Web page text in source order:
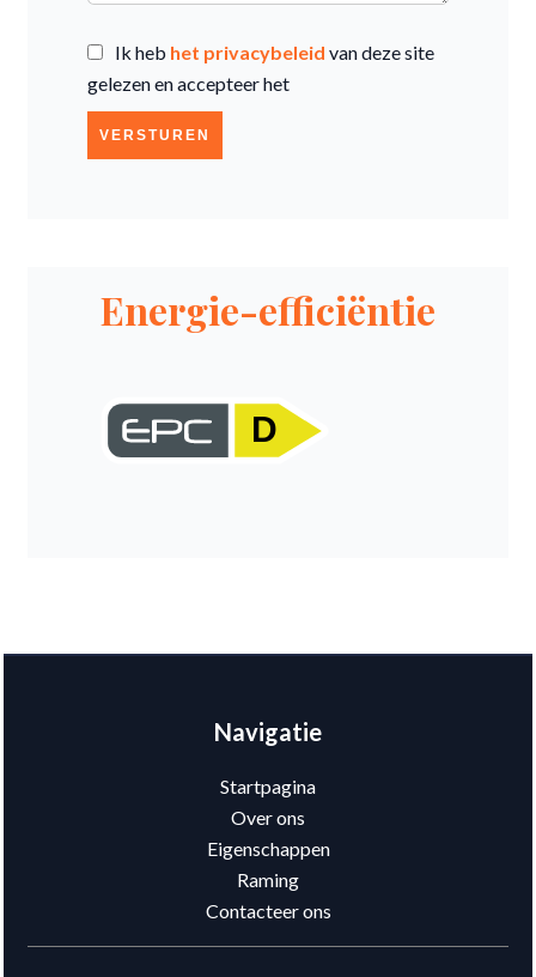
Ik heb het privacybeleid van deze site
gelezen en accepteer het
VERSTUREN
Energie-efficiëntie
D
Navigatie
Startpagina
Over ons
Eigenschappen
Raming
Contacteer ons